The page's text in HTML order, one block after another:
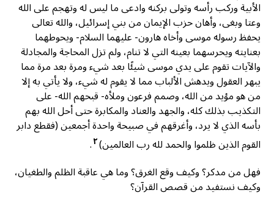
الأبية وركب رأسه وتولى بركنه وادعى ما ليس له وتهجم على الله
وعتا وبغى، وأهان حزب الإيمان من بني إسرائيل، والله تعالى
يحفظ رسوله موسى وأخاه هارون- عليهما السلام- ويحوطهما
بعنايته ويحرسهما بعينه التي لا تنام، ولم تزل المحاجة والمجادلة
والآيات تقوم على يدي موسى شيئًا بعد شيء ومرة بعد مرة مما
يبهر العقول ويدهش الألباب مما لا يقوم له شيء، ولا يأتي به إلا
من هو مؤيد من الله، وصمم فرعون وملأه- قبحهم الله- على
التكذيب بذلك كله، والجهد والعناد والمكابرة حتى أحل الله بهم
بأسه الذي لا يرد، وأغرقهم في صبيحة واحدة أجمعين (فقطع دابر
القوم الذين ظلموا والحمد لله رب العالمين)٢.
فهل من مدكر؟ وكيف وقع الغرق؟ وما هي عاقبة الظلم والطغيان،
وكيف نستفيد من قصص القرآن؟